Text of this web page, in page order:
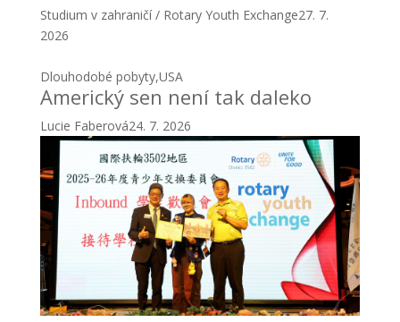
Studium v zahraničí / Rotary Youth Exchange27. 7.
2026
Dlouhodobé pobyty,USA
Americký sen není tak daleko
Lucie Faberová24. 7. 2026